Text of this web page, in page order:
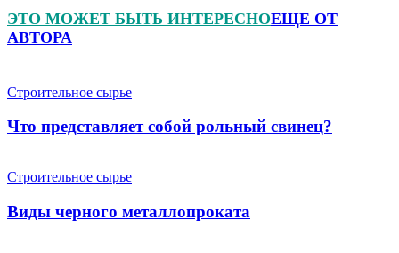
ЭТО МОЖЕТ БЫТЬ ИНТЕРЕСНОЕЩЕ ОТ
АВТОРА
Строительное сырье
Что представляет собой рольный свинец?
Строительное сырье
Виды черного металлопроката